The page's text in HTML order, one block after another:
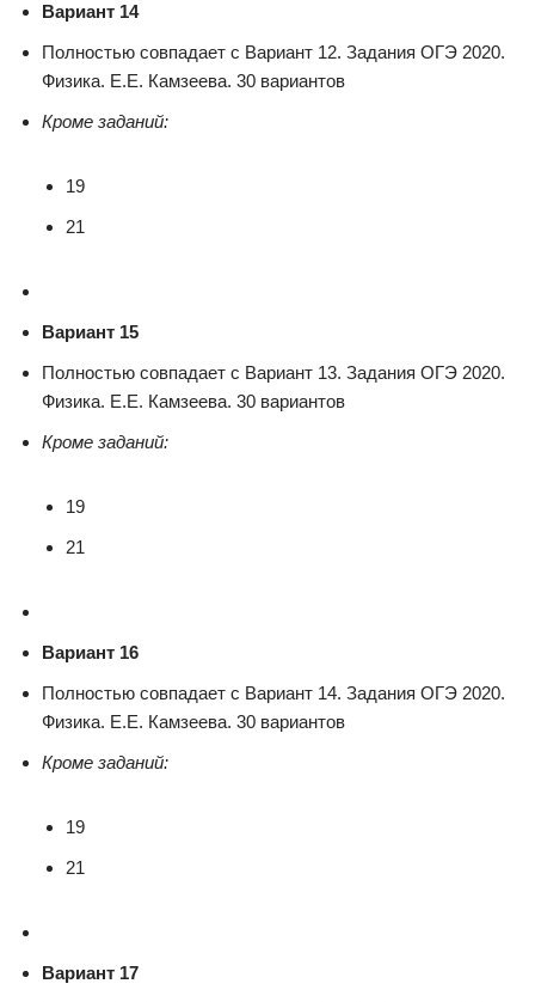
Вариант 14
Полностью совпадает с Вариант 12. Задания ОГЭ 2020.
Физика. Е.Е. Камзеева. 30 вариантов
Кроме заданий:
19
21
Вариант 15
Полностью совпадает с Вариант 13. Задания ОГЭ 2020.
Физика. Е.Е. Камзеева. 30 вариантов
Кроме заданий:
19
21
Вариант 16
Полностью совпадает с Вариант 14. Задания ОГЭ 2020.
Физика. Е.Е. Камзеева. 30 вариантов
Кроме заданий:
19
21
Вариант 17